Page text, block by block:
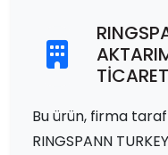
Bu ürün, firma
RINGSPANN